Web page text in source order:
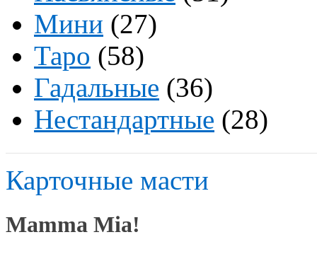
Мини (27)
Таро (58)
Гадальные (36)
Нестандартные (28)
Карточные масти
Mamma Mia!